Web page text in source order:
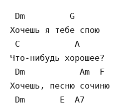
Dm         G
Хочешь я тебе спою
C           A
Что-нибудь хорошее?
Dm           Am  F
Хочешь, песню сочиню
Dm       E  A7